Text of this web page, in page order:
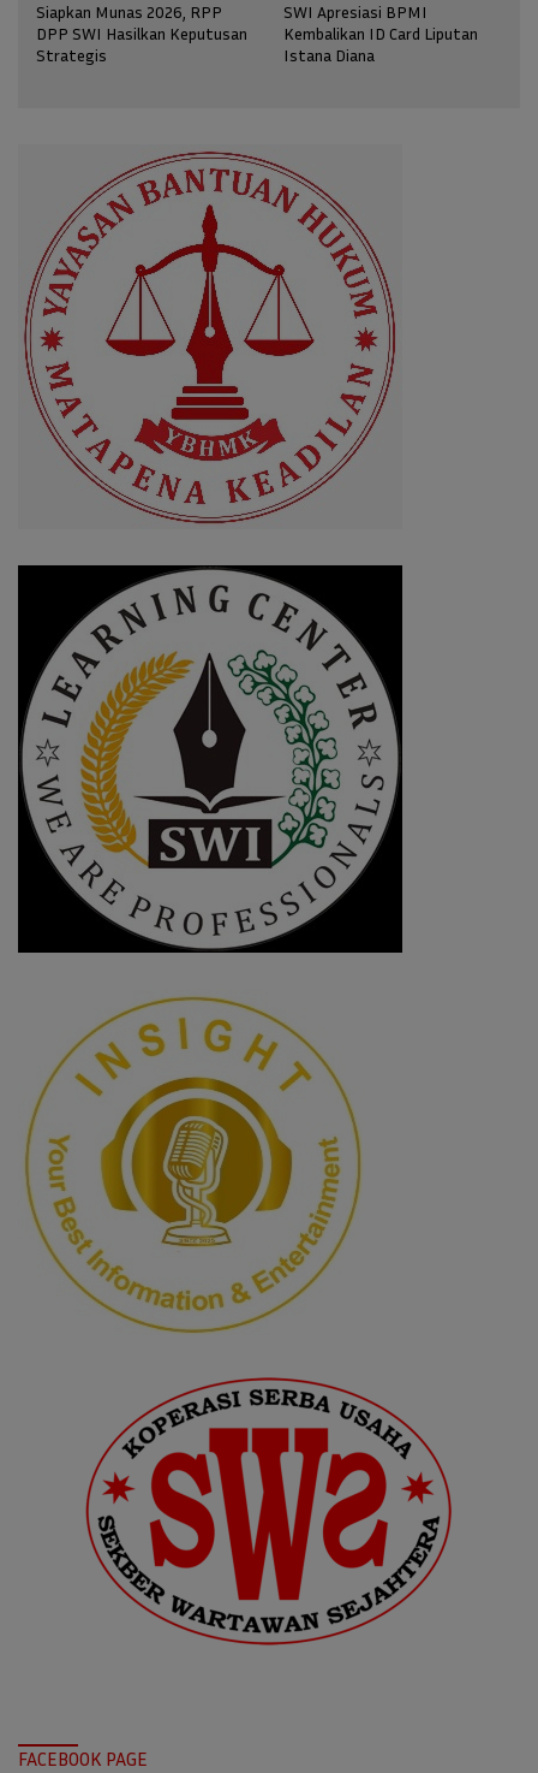
Siapkan Munas 2026, RPP
DPP SWI Hasilkan Keputusan
Strategis
SWI Apresiasi BPMI
Kembalikan ID Card Liputan
Istana Diana
FACEBOOK PAGE